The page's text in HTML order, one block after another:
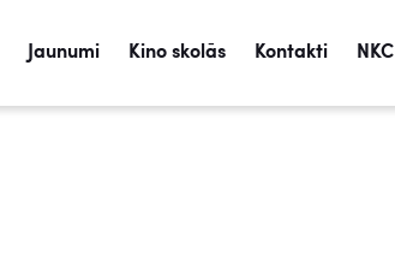
Jaunumi Kino skolās Kontakti NKC